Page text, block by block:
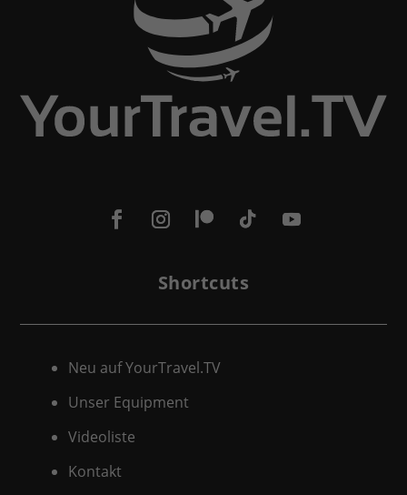
Shortcuts
Neu auf YourTravel.TV
Unser Equipment
Videoliste
Kontakt